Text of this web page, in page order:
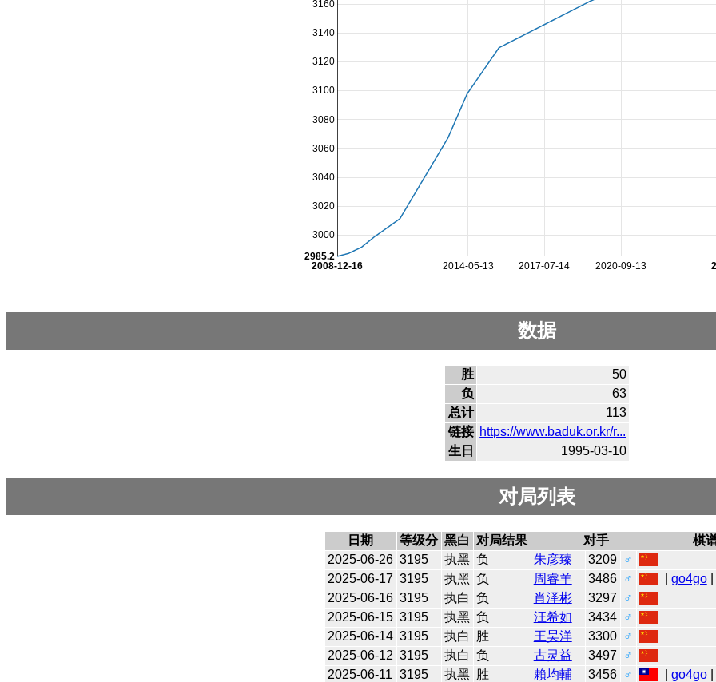
2014-05-13 2017-07-14 2020-09-13
2008-12-16
3000
3020
3040
3060
3080
3100
3120
3140
3160
2985.2
数据
胜
50
负
63
总计
113
链接 https://www.baduk.or.kr/r...
生日
1995-03-10
对局列表
日期 等级分 黑白 对局结果 对手
棋
2025-06-26 3195 执黑 负 朱彦臻 3209
♂
2025-06-17 3195 执黑 负 周睿羊 3486 ♂ go4go|
2025-06-16 3195 执白 负 肖泽彬 3297
♂
2025-06-15 3195 执黑 负 汪希如 3434
♂
2025-06-14 3195 执白 胜 王昊洋 3300
♂
2025-06-12 3195 执白 负 古灵益 3497
♂
2025-06-11 3195 执黑 胜 賴均輔 3456 ♂ go4go|